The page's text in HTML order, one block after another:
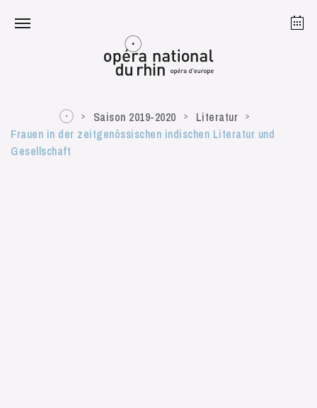
Straßburg
Saison 2019-2020
Literatur
Frauen in der zeitgenössischen indischen Literatur und
Gesellschaft